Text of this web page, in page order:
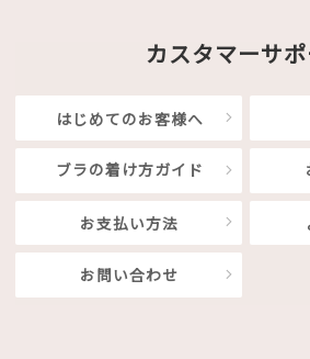
カスタマーサ
はじめてのお客様へ
ブラの着け方ガイド
お支払い方法
お問い合わせ